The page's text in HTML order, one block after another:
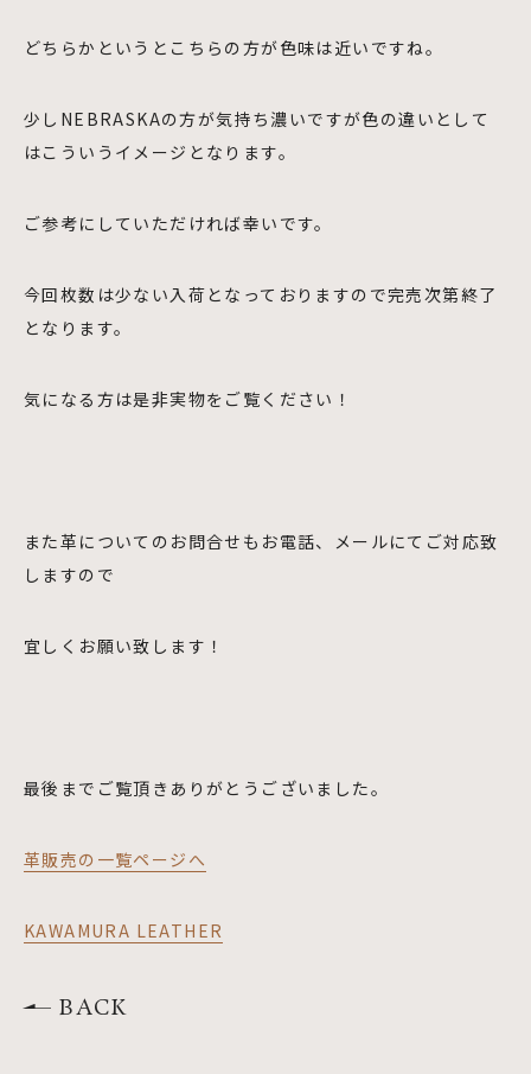
どちらかというとこちらの方が色味は近いですね。
少しNEBRASKAの方が気持ち濃いですが色の違いとして
はこういうイメージとなります。
ご参考にしていただければ幸いです。
今回枚数は少ない入荷となっておりますので完売次第終了
となります。
気になる方は是非実物をご覧ください！
また革についてのお問合せもお電話、メールにてご対応致
しますので
宜しくお願い致します！
最後までご覧頂きありがとうございました。
革販売の一覧ページへ
KAWAMURA LEATHER
BACK